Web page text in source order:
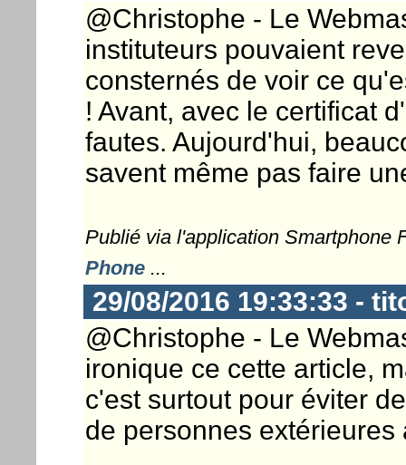
@Christophe - Le
instituteurs pouvaient
consternés de voir ce
! Avant, avec le certificat
fautes. Aujourd'hui,
savent même pas faire
Publié via l'application Smartphone
Phone...
29/08/2016 19:33:33 -
@Christophe - Le
ironique ce cette article,
c'est surtout pour éviter
de personnes extérieures